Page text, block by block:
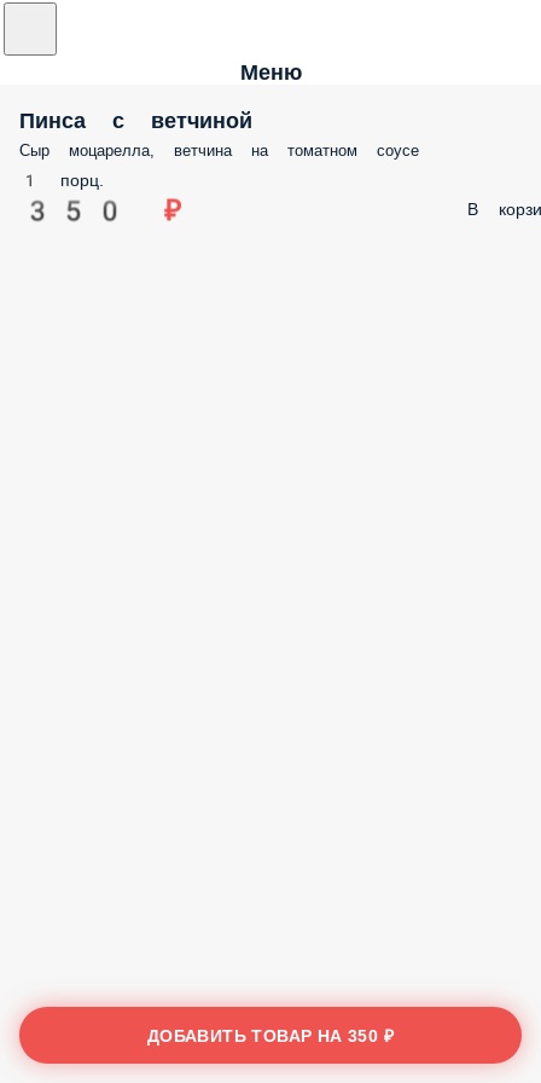
Меню
Пинса с ветчиной
Сыр моцарелла, ветчина на томатном соусе
1 порц.
350 ₽ В
ДОБАВИТЬ ТОВАР НА350 ₽